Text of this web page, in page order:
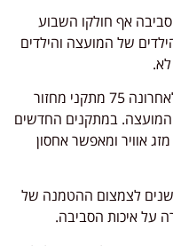
אף חולקו השבוע
של המועצה והילדים
יש לציין שמועצה אזורית יואב הציבה לאחרונה 75 מתקני מחזור
המועצה. במתקנים החדשים
אוויר ומאפשר אחסון
לצמצום ההטמנה של
על איכות הסביבה.